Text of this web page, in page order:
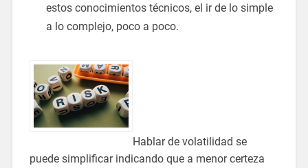
estos conocimientos técnicos, el ir de lo simple
a lo complejo, poco a poco.
Hablar de volatilidad se
puede simplificar indicando que a menor certeza